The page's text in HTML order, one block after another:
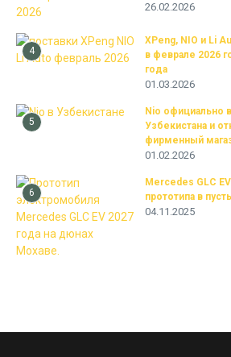
26.02.2026
4
XPeng, NIO и Li
в феврале 2026
года
01.03.2026
5
Nio официально
Узбекистана и
фирменный
01.02.2026
6
Mercedes GLC
прототипа в
04.11.2025